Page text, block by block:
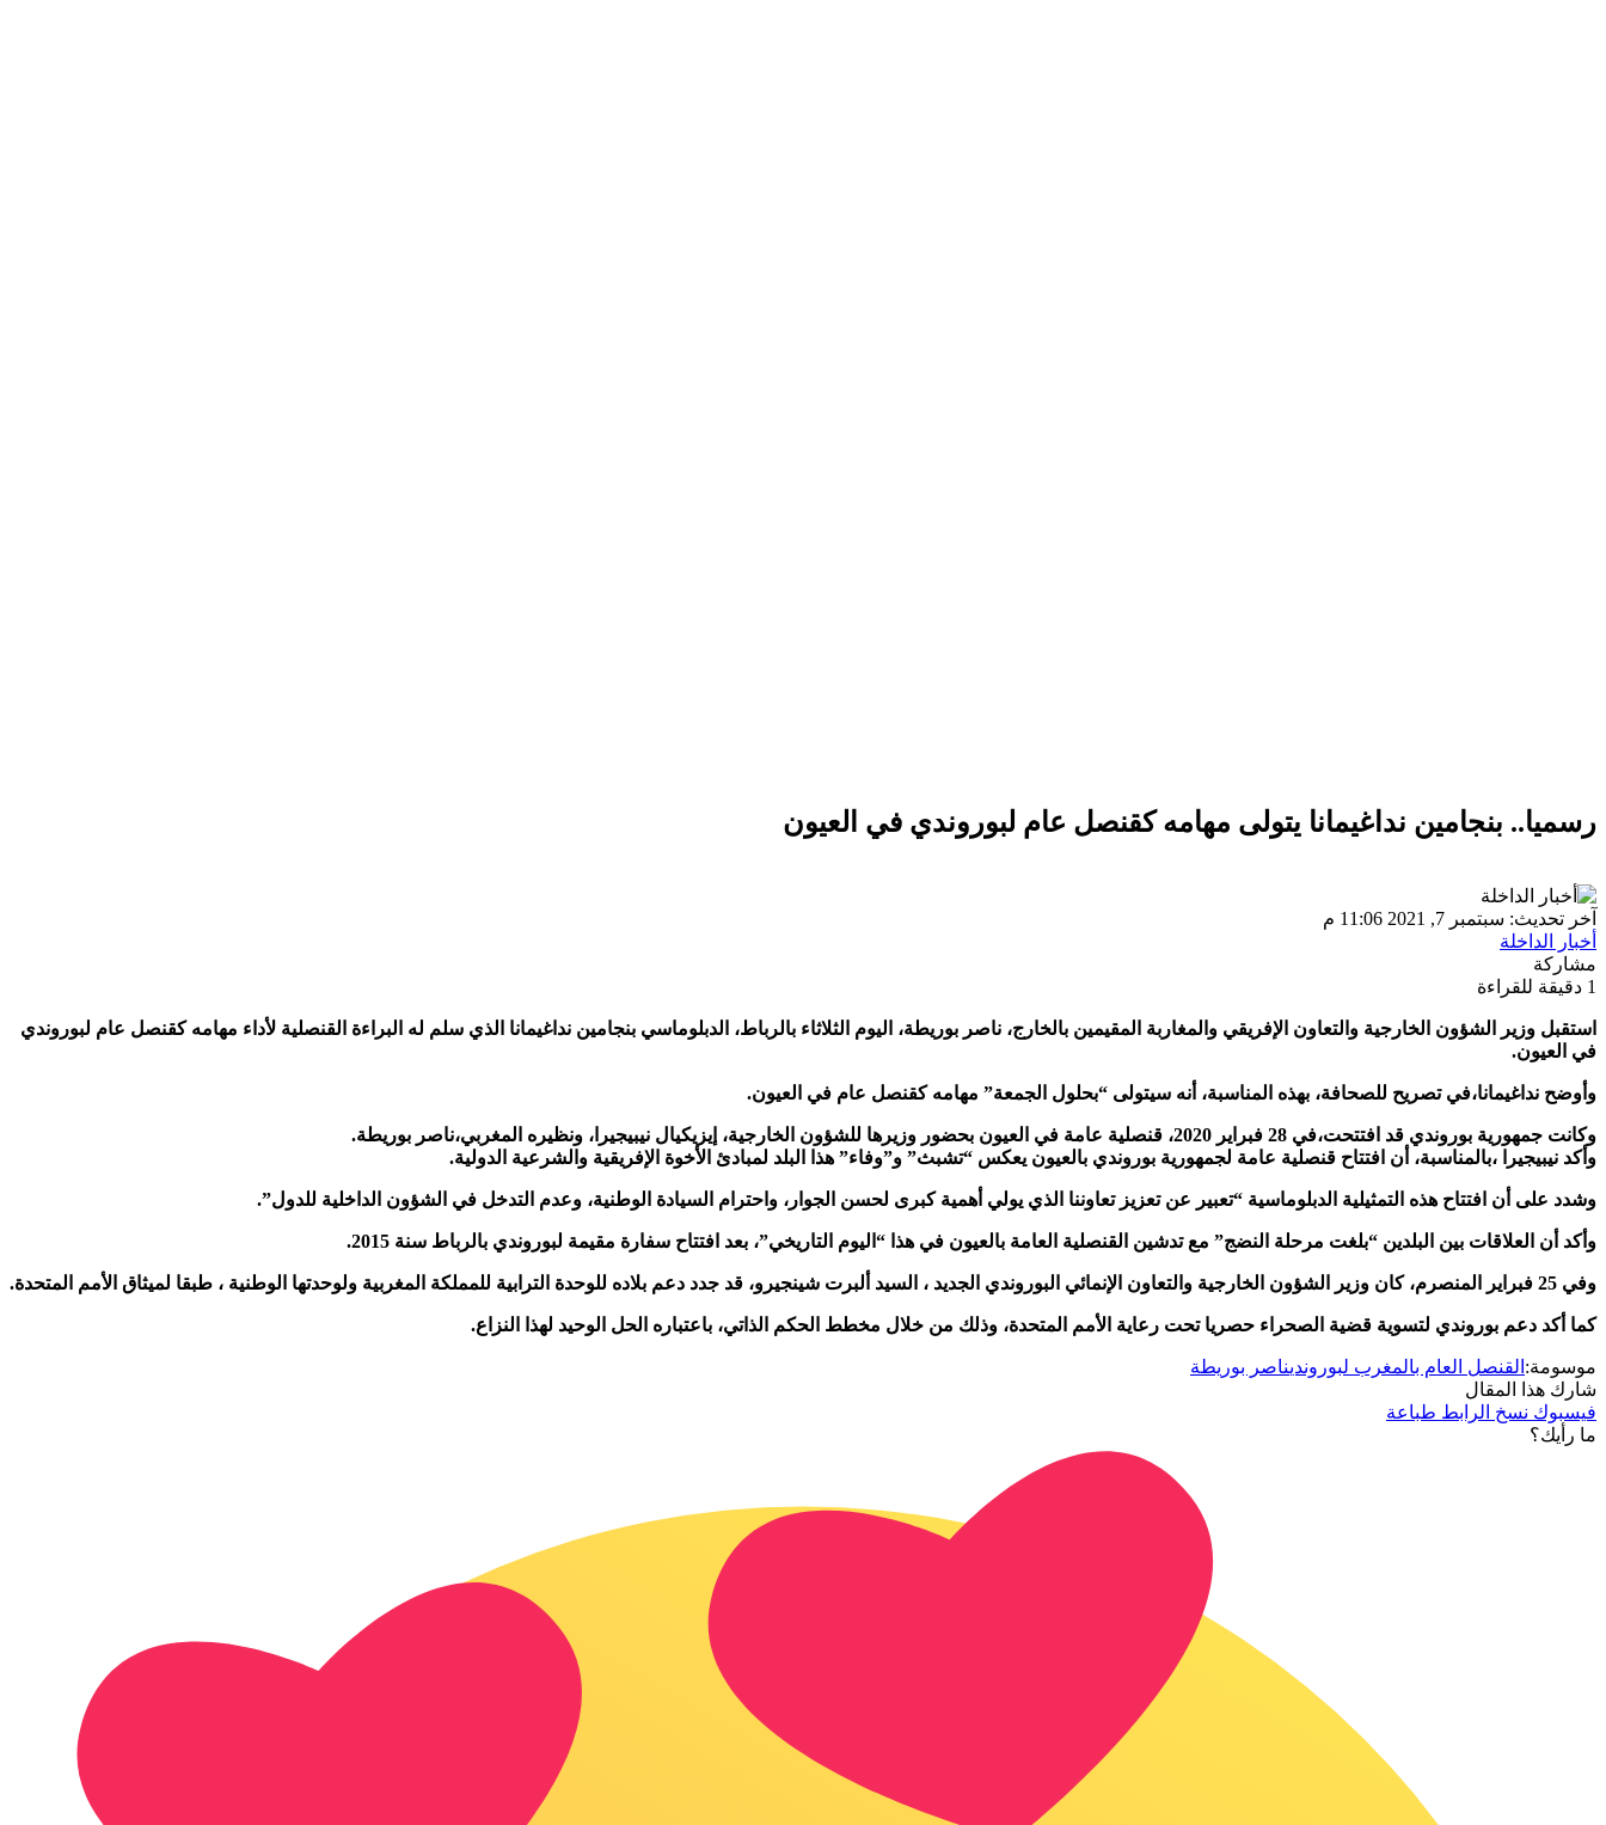
رسميا.. بنجامين نداغيمانا يتولى مهامه كقنصل عام لبوروندي في العيون
آخر تحديث: سبتمبر 7, 2021 11:06 م
أخبار الداخلة
مشاركة
1 دقيقة للقراءة
استقبل وزير الشؤون الخارجية والتعاون الإفريقي والمغاربة المقيمين بالخارج، ناصر بوريطة، اليوم الثلاثاء بالرباط، الدبلوماسي بنجامين نداغيمانا الذي سلم له البراءة القنصلية لأداء مهامه كقنصل عام لبوروندي
في العيون.
وأوضح نداغيمانا،في تصريح للصحافة، بهذه المناسبة، أنه سيتولى “بحلول الجمعة” مهامه كقنصل عام في العيون.
وكانت جمهورية بوروندي قد افتتحت،في 28 فبراير 2020، قنصلية عامة في العيون بحضور وزيرها للشؤون الخارجية، إيزيكيال نيبيجيرا، ونظيره المغربي،ناصر بوريطة.
وأكد نيبيجيرا ،بالمناسبة، أن افتتاح قنصلية عامة لجمهورية بوروندي بالعيون يعكس “تشبث” و”وفاء” هذا البلد لمبادئ الأخوة الإفريقية والشرعية الدولية.
وشدد على أن افتتاح هذه التمثيلية الدبلوماسية “تعبير عن تعزيز تعاوننا الذي يولي أهمية كبرى لحسن الجوار، واحترام السيادة الوطنية، وعدم التدخل في الشؤون الداخلية للدول”.
وأكد أن العلاقات بين البلدين “بلغت مرحلة النضج” مع تدشين القنصلية العامة بالعيون في هذا “اليوم التاريخي”، بعد افتتاح سفارة مقيمة لبوروندي بالرباط سنة 2015.
وفي 25 فبراير المنصرم، كان وزير الشؤون الخارجية والتعاون الإنمائي البوروندي الجديد ، السيد ألبرت شينجيرو، قد جدد دعم بلاده للوحدة الترابية للمملكة المغربية ولوحدتها الوطنية ، طبقا لميثاق الأمم المتحدة.
كما أكد دعم بوروندي لتسوية قضية الصحراء حصريا تحت رعاية الأمم المتحدة، وذلك من خلال مخطط الحكم الذاتي، باعتباره الحل الوحيد لهذا النزاع.
موسومة: القنصل العام بالمغرب لبورونديناصر بوريطة
شارك هذا المقال
فيسبوك نسخ الرابط طباعة
ما رأيك؟